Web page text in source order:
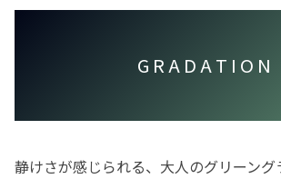
G R A D A T I O N
静けさが感じられる、大人のグリーング